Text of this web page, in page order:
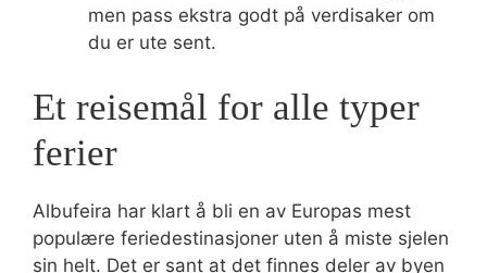
men pass ekstra godt på verdisaker om
du er ute sent.
Et reisemål for alle typer
ferier
Albufeira har klart å bli en av Europas mest
populære feriedestinasjoner uten å miste sjelen
sin helt. Det er sant at det finnes deler av byen